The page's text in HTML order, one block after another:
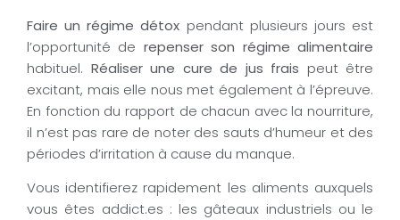
Faire un régime détox pendant plusieurs jours est
l’opportunité de repenser son régime alimentaire
habituel. Réaliser une cure de jus frais peut être
excitant, mais elle nous met également à l’épreuve.
En fonction du rapport de chacun avec la nourriture,
il n’est pas rare de noter des sauts d’humeur et des
périodes d’irritation à cause du manque.
Vous identifierez rapidement les aliments auxquels
vous êtes addict.es : les gâteaux industriels ou le